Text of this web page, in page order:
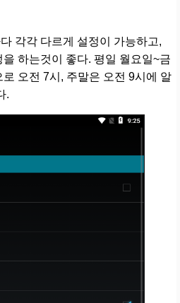
각각 다르게 설정이 가능하고,
하는것이 좋다. 평일 월요일~금
오전 7시, 주말은 오전 9시에 알
.